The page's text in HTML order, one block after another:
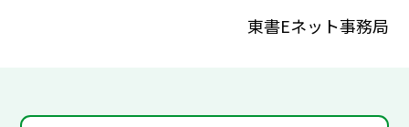
東書Eネット事務局